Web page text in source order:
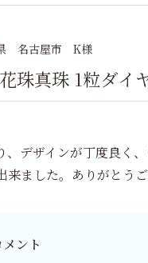
名古屋市 K様
珠真珠 1粒ダイ
デザインが丁度良く、
ました。ありがとうご
ント